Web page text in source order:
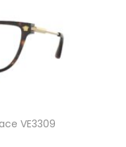
VE3309